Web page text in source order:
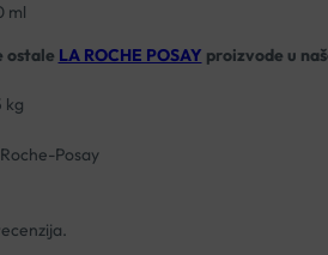
ml
ostale LA ROCHE POSAY proizvode u
kg
Posay